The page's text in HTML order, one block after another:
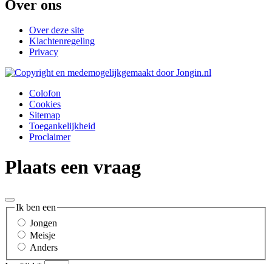
Over ons
Over deze site
Klachtenregeling
Privacy
Colofon
Cookies
Sitemap
Toegankelijkheid
Proclaimer
Plaats een vraag
Ik ben een
Jongen
Meisje
Anders